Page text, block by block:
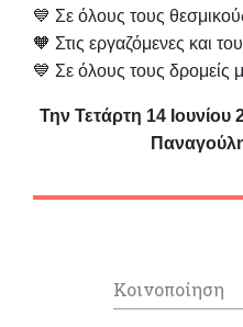
💙 Σε όλους τους
🧡 Στις εργαζόμενες και
💙 Σε όλους τους δρομείς
Την Τετάρτη 14 Ιουνίου
Κοινοποίηση